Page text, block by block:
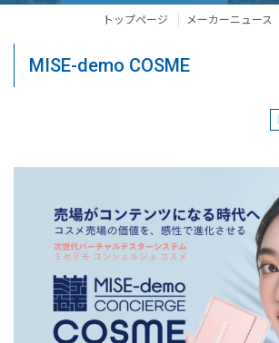
トップページ メーカーニュース
MISE-demo COSME